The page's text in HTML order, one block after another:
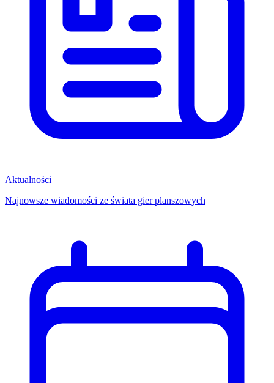
Aktualności
Najnowsze wiadomości ze świata gier planszowych